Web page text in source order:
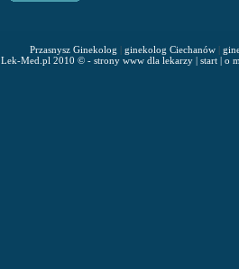
Przasnysz Ginekolog | ginekolog Ciechanów|
Lek-Med.pl 2010 © - strony www dla lekarzy| start| o